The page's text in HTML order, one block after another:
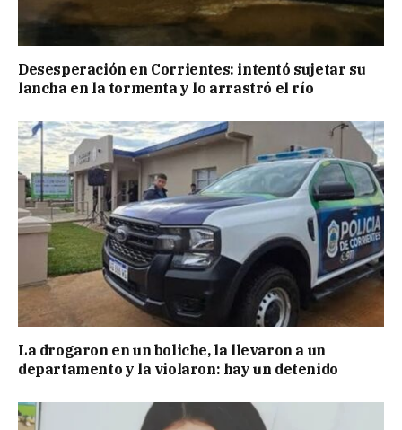
Desesperación en Corrientes: intentó sujetar su
lancha en la tormenta y lo arrastró el río
La drogaron en un boliche, la llevaron a un
departamento y la violaron: hay un detenido